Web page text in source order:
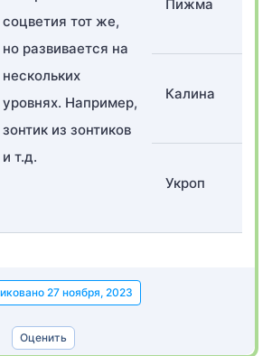
соцветия тот же,
но развивается на
нескольких
уровнях. Например,
зонтик из зонтиков
и т.д.
Пижма
Калина
Укроп
27 ноября, 2023
Оценить